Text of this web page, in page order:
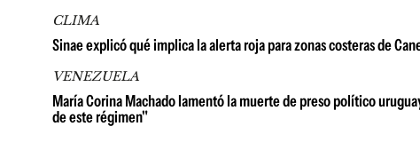
CLIMA
Sinae explicó qué implica la alerta roja para zonas costeras de
VENEZUELA
María Corina Machado lamentó la muerte de preso político
de este régimen"